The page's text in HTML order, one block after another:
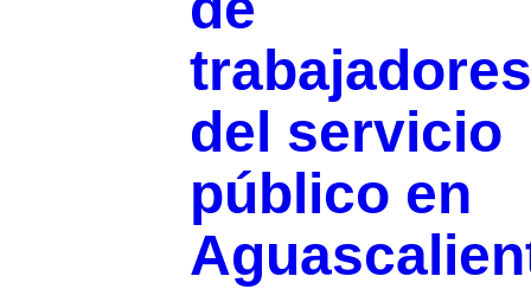
trabajadores
del servicio
público en